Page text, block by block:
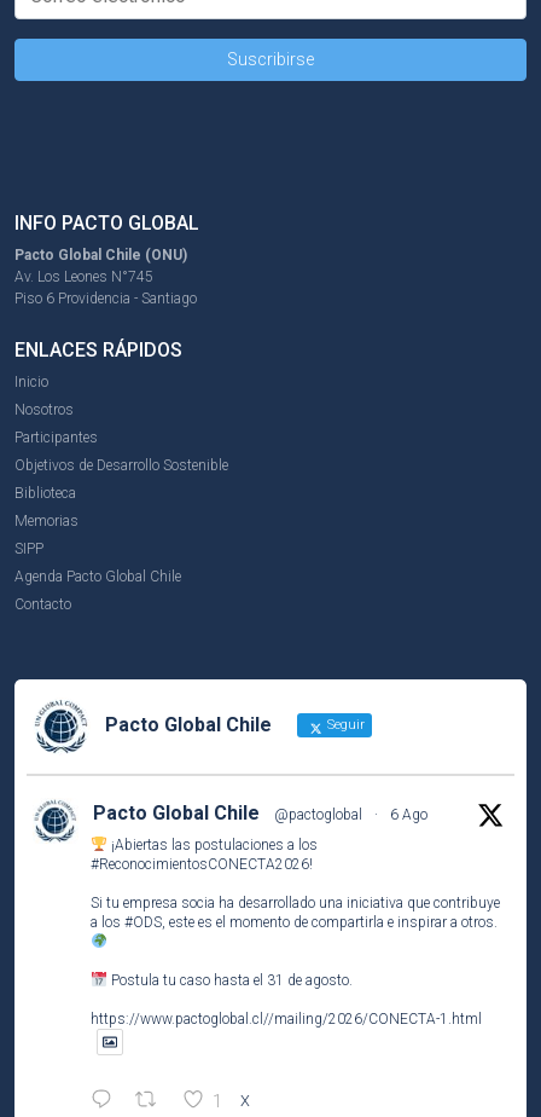
INFO PACTO GLOBAL
Pacto Global Chile (ONU)
Av. Los Leones N°745
Piso 6 Providencia - Santiago
ENLACES RÁPIDOS
Inicio
Nosotros
Participantes
Objetivos de Desarrollo Sostenible
Biblioteca
Memorias
SIPP
Agenda Pacto Global Chile
Contacto
Pacto Global Chile Seguir
Pacto Global Chile @pactoglobal ·
6 Ago
¡Abiertas las postulaciones a los
#ReconocimientosCONECTA2026!
Si tu empresa socia ha desarrollado una iniciativa que contribuye
a los #ODS, este es el momento de compartirla e inspirar a otros.
Postula tu caso hasta el 31 de agosto.
https://www.pactoglobal.cl//mailing/2026/CONECTA-1.html
1 X